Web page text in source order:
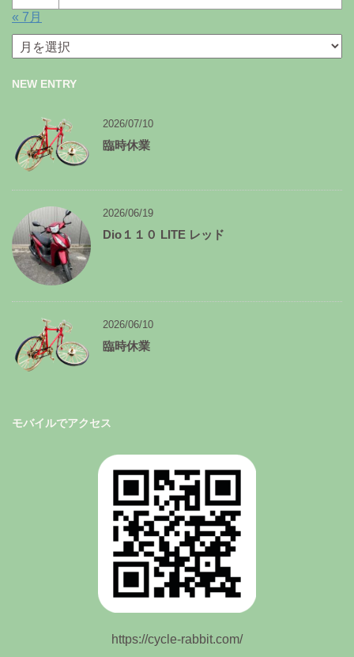
« 7月
月
別
ー
ブ
NEW ENTRY
2026/07/10
臨時休業
2026/06/19
Dio１１０ LITE レッド
2026/06/10
臨時休業
モバイルでアクセス
https://cycle-rabbit.com/